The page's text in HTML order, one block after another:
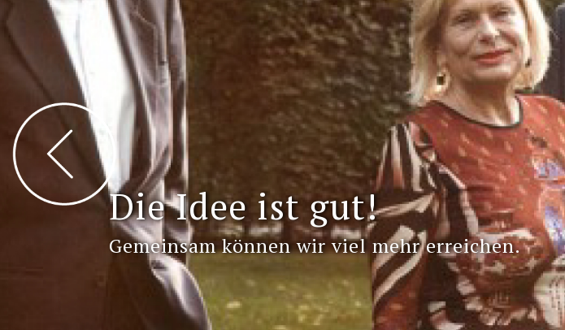
Die Idee ist gut!
Gemeinsam können wir viel mehr erreichen.